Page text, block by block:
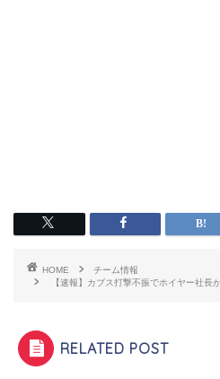
HOME
チーム情報
【速報】カブス打撃不振でホイヤー社長
RELATED POST